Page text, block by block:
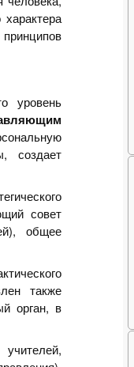
уровень
создает
совет
общее
также
орган, в